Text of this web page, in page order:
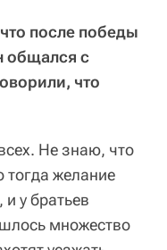
после победы
общался с
что
Не знаю, что
желание
у братьев
множество